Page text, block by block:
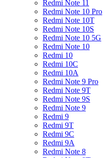
Redmi Note 11
Redmi Note 10 Pro
Redmi Note 10T
Redmi Note 10S
Redmi Note 10 5G
Redmi Note 10
Redmi 10
Redmi 10C
Redmi 10A
Redmi Note 9 Pro
Redmi Note 9T
Redmi Note 9S
Redmi Note 9
Redmi 9
Redmi 9T
Redmi 9C
Redmi 9A
Redmi Note 8